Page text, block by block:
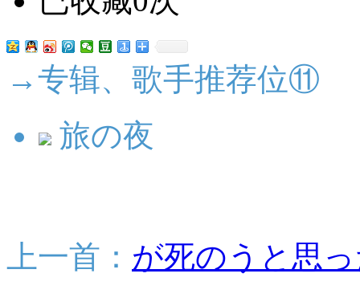
→专辑、歌手推荐位⑪
旅の夜
上一首： が死のうと思